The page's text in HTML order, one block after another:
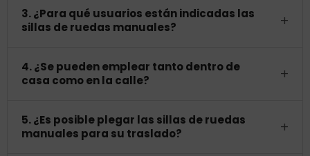
3. ¿Para qué usuarios están indicadas las
sillas de ruedas manuales?
+
4. ¿Se pueden emplear tanto dentro de
casa como en la calle?
+
5. ¿Es posible plegar las sillas de ruedas
manuales para su traslado?
+